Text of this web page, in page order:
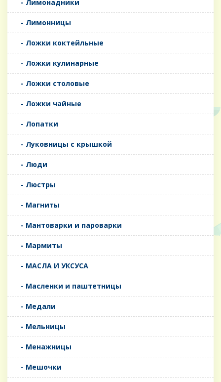
- Лимонадники
- Лимонницы
- Ложки коктейльные
- Ложки кулинарные
- Ложки столовые
- Ложки чайные
- Лопатки
- Луковницы с крышкой
- Люди
- Люстры
- Магниты
- Мантоварки и пароварки
- Мармиты
- МАСЛА И УКСУСА
- Масленки и паштетницы
- Медали
- Мельницы
- Менажницы
- Мешочки